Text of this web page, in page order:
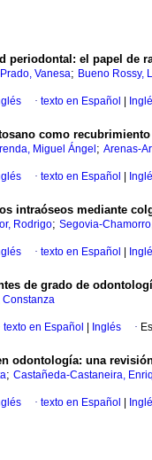
periodontal: el papel
Vanesa; Bueno Rossy,
· texto en Español
como
Miguel Ángel ; Arenas-
· texto en Español
intraóseos mediante
Rodrigo; Segovia-
· texto en Español
de grado de
Constanza
texto en Español Inglés ·
odontología: una
; Castañeda-Castaneira,
· texto en Español